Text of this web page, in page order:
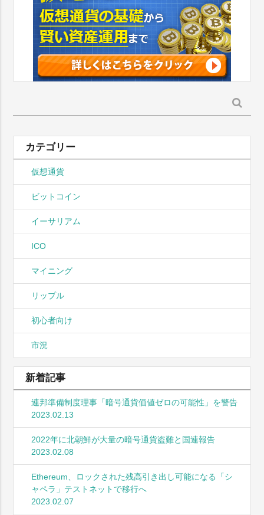
索:
カテゴリー
仮想通貨
ビットコイン
イーサリアム
ICO
マイニング
リップル
初心者向け
市況
新着記事
連邦準備制度理事「暗号通貨価値ゼロの可能性」を警告
2023.02.13
2022年に北朝鮮が大量の暗号通貨盗難と国連報告
2023.02.08
Ethereum、ロックされた残高引き出し可能になる「シ
ャペラ」テストネットで移行へ
2023.02.07